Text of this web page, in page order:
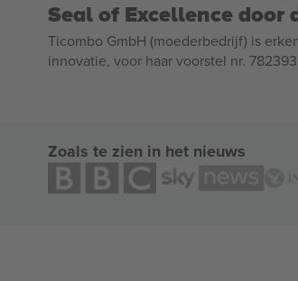
Seal of Excellence door
Ticombo GmbH (moederbedrijf) is
innovatie, voor haar voorstel nr.
Zoals te zien in het nieuws